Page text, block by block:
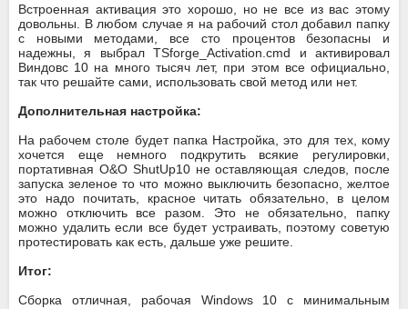
​Встроенная активация это хорошо, но не все из вас этому
довольны. В любом случае я на рабочий стол добавил папку
с новыми методами, все сто процентов безопасны и
надежны, я выбрал TSforge_Activation.cmd и активировал
Виндовс 10 на много тысяч лет, при этом все официально,
так что решайте сами, использовать свой метод или нет.​​​
Дополнительная настройка:
На рабочем столе будет папка Настройка, это для тех, кому
хочется еще немного подкрутить всякие регулировки,
портативная O&O ShutUp10 не оставляющая следов, после
запуска зеленое то что можно выключить безопасно, желтое
это надо почитать, красное читать обязательно, в целом
можно отключить все разом. Это не обязательно, папку
можно удалить если все будет устраивать, поэтому советую
протестировать как есть, дальше уже решите.
Итог:
​Сборка отличная, рабочая Windows 10 с минимальным